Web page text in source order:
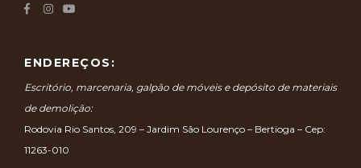
ENDEREÇOS:
Escritório, marcenaria, galpão de móveis e depósito de materiais
de demolição:
Rodovia Rio Santos, 209 – Jardim São Lourenço – Bertioga – Cep:
11263-010